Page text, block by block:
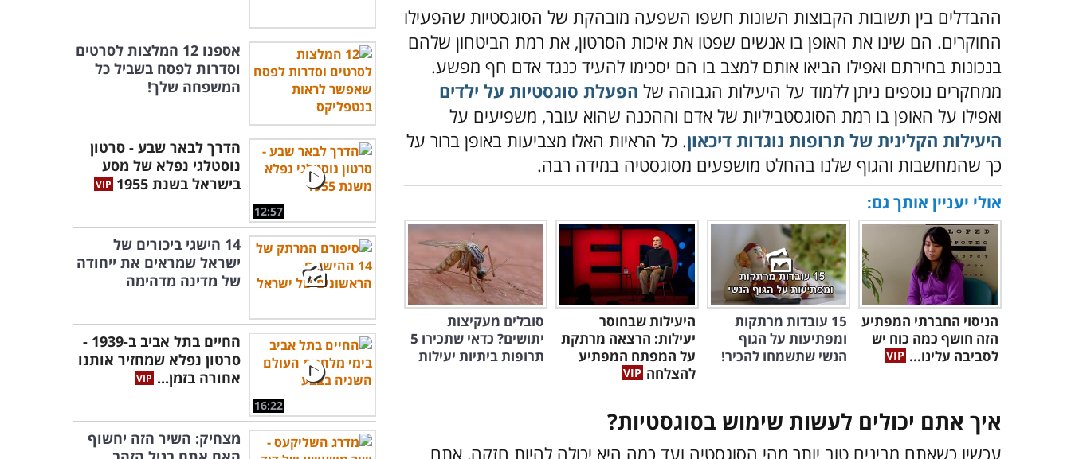
ההבדלים בין תשובות הקבוצות השונות חשפו השפעה מובהקת של הסוגסטיות שהפעילו
החוקרים. הם שינו את האופן בו אנשים שפטו את איכות הסרטון, את רמת הביטחון שלהם
בנכונות בחירתם ואפילו הביאו אותם למצב בו הם יסכימו להעיד כנגד אדם חף מפשע.
ממחקרים נוספים ניתן ללמוד על היעילות הגבוהה של הפעלת סוגסטיות על ילדים
ואפילו על האופן בו רמת הסוגסטביליות של אדם וההכנה שהוא עובר, משפיעים על
היעילות הקלינית של תרופות נוגדות דיכאון. כל הראיות האלו מצביעות באופן ברור על
כך שהמחשבות והגוף שלנו בהחלט מושפעים מסוגסטיה במידה רבה.
אולי יעניין אותך גם:
הניסוי החברתי המפתיע
הזה חושף כמה כוח יש
לסביבה עלינו...
15 עובדות מרתקות
ומפתיעות על הגוף
הנשי שתשמחו להכיר!
היעילות שבחוסר
יעילות: הרצאה מרתקת
על המפתח המפתיע
להצלחה
סובלים מעקיצות
יתושים? כדאי שתכירו 5
תרופות ביתיות יעילות
איך אתם יכולים לעשות שימוש בסוגסטיות?
עכשיו כשאתם מבינים טוב יותר מהי הסוגסטיה ועד כמה היא יכולה להיות חזקה, אתם
אספנו 12 המלצות לסרטים
וסדרות לפסח בשביל כל
המשפחה שלך!
12:57
הדרך לבאר שבע - סרטון
נוסטלגי נפלא של מסע
בישראל בשנת 1955
14 הישגי ביכורים של
ישראל שמראים את ייחודה
של מדינה מדהימה
16:22
החיים בתל אביב ב-1939 -
סרטון נפלא שמחזיר אותנו
אחורה בזמן...
מצחיק: השיר הזה יחשוף